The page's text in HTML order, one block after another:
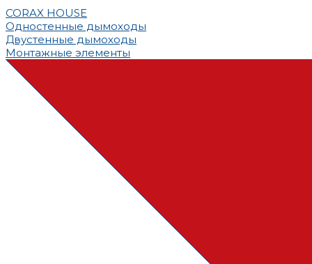
CORAX HOUSE
Одностенные дымоходы
Двустенные дымоходы
Монтажные элементы